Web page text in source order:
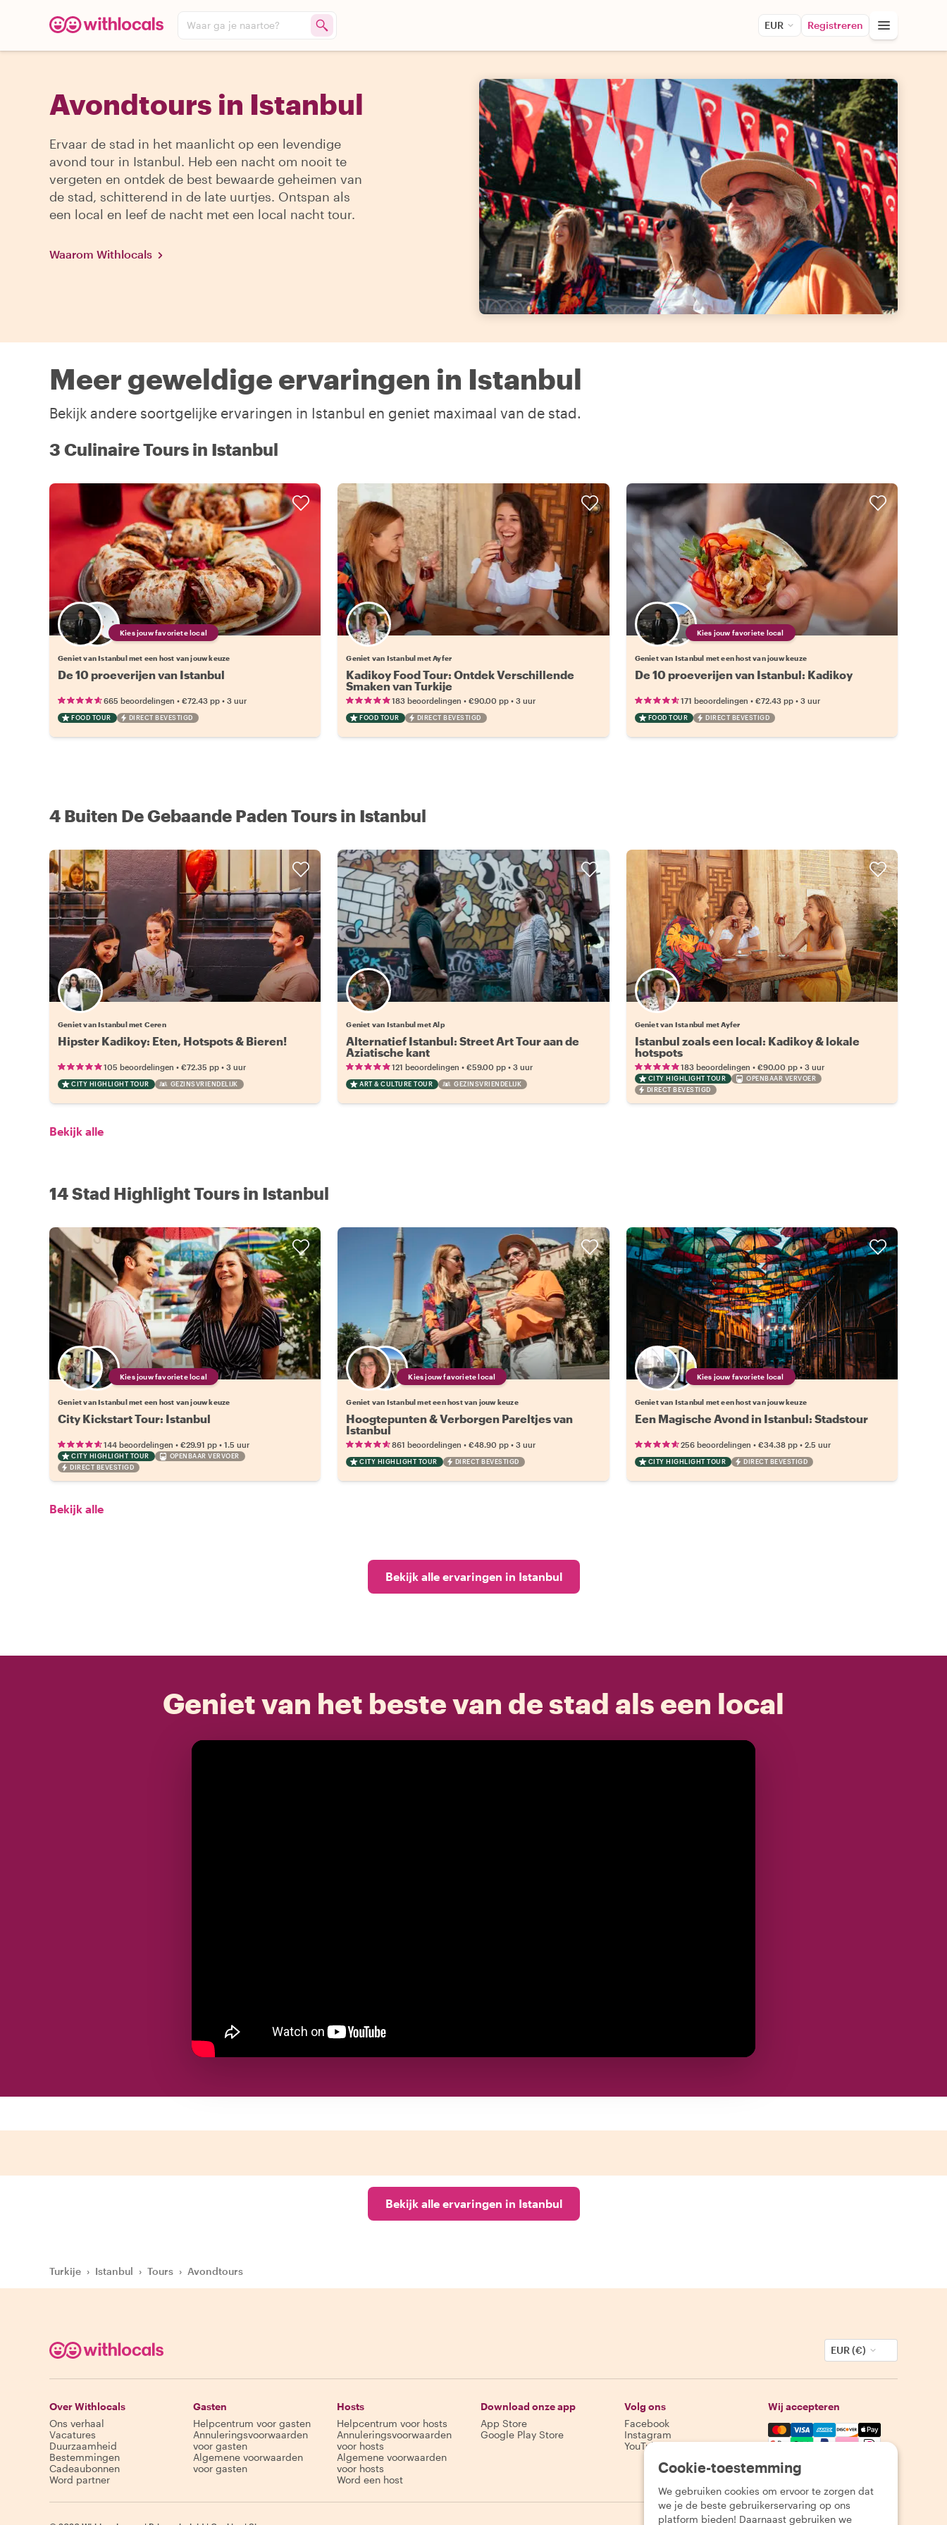
Waar ga je naartoe? EUR Registreren
Avondtours in Istanbul
Ervaar de stad in het maanlicht op een levendige
avond tour in Istanbul. Heb een nacht om nooit te
vergeten en ontdek de best bewaarde geheimen van
de stad, schitterend in de late uurtjes. Ontspan als
een local en leef de nacht met een local nacht tour.
Waarom Withlocals
Meer geweldige ervaringen in Istanbul
Bekijk andere soortgelijke ervaringen in Istanbul en geniet maximaal van de stad.
3 Culinaire Tours in Istanbul
Kies jouw favoriete local
Geniet van Istanbul met een host van jouw keuze
De 10 proeverijen van Istanbul
665 beoordelingen • €72.43 pp • 3 uur
FOOD TOUR DIRECT BEVESTIGD
Geniet van Istanbul met Ayfer
Kadikoy Food Tour: Ontdek Verschillende
Smaken van Turkije
183 beoordelingen •€90.00 pp •3 uur
FOOD TOUR DIRECT BEVESTIGD
Kies jouw favoriete local
Geniet van Istanbul met een host van jouw keuze
De 10 proeverijen van Istanbul: Kadikoy
171 beoordelingen • €72.43 pp• 3 uur
FOOD TOUR DIRECT BEVESTIGD
4 Buiten De Gebaande Paden Tours in Istanbul
Geniet van Istanbul met Ceren
Hipster Kadikoy: Eten, Hotspots & Bieren!
105 beoordelingen • €72.35 pp • 3 uur
CITY HIGHLIGHT TOUR GEZINSVRIENDELIJK
Geniet van Istanbul met Alp
Alternatief Istanbul: Street Art Tour aan de
Aziatische kant
121 beoordelingen •€59.00 pp •3 uur
ART & CULTURE TOUR GEZINSVRIENDELIJK
Geniet van Istanbul met Ayfer
Istanbul zoals een local: Kadikoy & lokale
hotspots
183 beoordelingen • €90.00 pp• 3 uur
CITY HIGHLIGHT TOUR
OPENBAAR VERVOER
DIRECT BEVESTIGD
Bekijk alle
14 Stad Highlight Tours in Istanbul
Kies jouw favoriete local
Geniet van Istanbul met een host van jouw keuze
City Kickstart Tour: Istanbul
144 beoordelingen • €29.91 pp • 1.5 uur
CITY HIGHLIGHT TOUR
OPENBAAR VERVOER
DIRECT BEVESTIGD
Kies jouw favoriete local
Geniet van Istanbul met een host van jouw keuze
Hoogtepunten & Verborgen Pareltjes van
Istanbul
861 beoordelingen •€48.90 pp •3 uur
CITY HIGHLIGHT TOUR DIRECT BEVESTIGD
Kies jouw favoriete local
Geniet van Istanbul met een host van jouw keuze
Een Magische Avond in Istanbul: Stadstour
256 beoordelingen • €34.38 pp• 2.5 uur
CITY HIGHLIGHT TOUR DIRECT BEVESTIGD
Bekijk alle
Bekijk alle ervaringen in Istanbul
Geniet van het beste van de stad als een local
Bekijk alle ervaringen in Istanbul
Turkije › Istanbul › Tours › Avondtours
EUR (€)
Over Withlocals
Ons verhaal
Vacatures
Duurzaamheid
Bestemmingen
Cadeaubonnen
Word partner
Gasten
Helpcentrum voor gasten
Annuleringsvoorwaarden
voor gasten
Algemene voorwaarden
voor gasten
Hosts
Helpcentrum voor hosts
Annuleringsvoorwaarden
voor hosts
Algemene voorwaarden
voor hosts
Word een host
Download onze app
App Store
Google Play Store
Volg ons
Facebook
Instagram
YouTube
Wij accepteren
Mastercard, Visa, Amex,
Beschikbaarheid varieert per bestemming
Cookie-toestemming
We gebruiken cookies om ervoor te zorgen dat
we je de beste gebruikerservaring op ons
platform bieden! Daarnaast gebruiken we